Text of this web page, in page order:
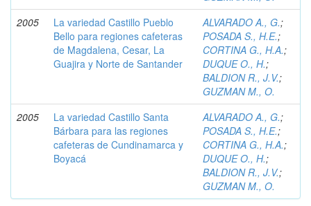
2005
La variedad Castillo Pueblo
Bello para regiones cafeteras
de Magdalena, Cesar, La
Guajira y Norte de Santander
ALVARADO A., G.;
POSADA S., H.E.;
CORTINA G., H.A.;
DUQUE O., H.;
BALDION R., J.V.;
GUZMAN M., O.
2005
La variedad Castillo Santa
Bárbara para las regiones
cafeteras de Cundinamarca y
Boyacá
ALVARADO A., G.;
POSADA S., H.E.;
CORTINA G., H.A.;
DUQUE O., H.;
BALDION R., J.V.;
GUZMAN M., O.